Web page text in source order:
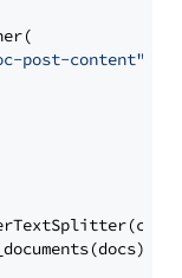
post-content"